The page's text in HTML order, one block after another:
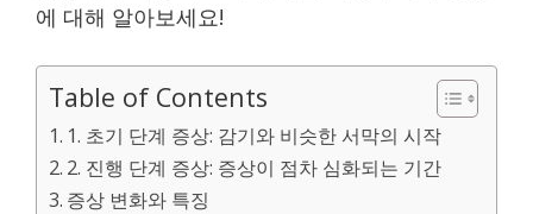
에 대해 알아보세요!
Table of Contents
1. 초기 단계 증상: 감기와 비슷한 서막의 시작
2. 진행 단계 증상: 증상이 점차 심화되는 기간
증상 변화와 특징